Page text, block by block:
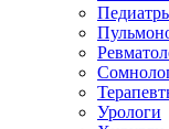
Урологи